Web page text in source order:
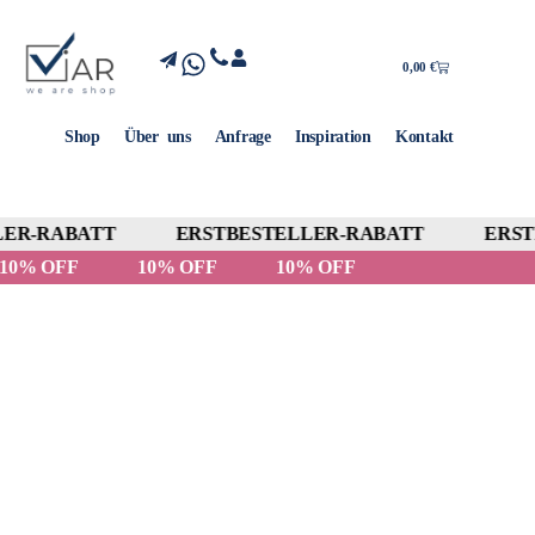
0,00 €
Shop Über uns Anfrage Inspiration Kontakt
RABATT ERSTBESTELLER-RABATT
10% OFF
10% OFF 10% OFF